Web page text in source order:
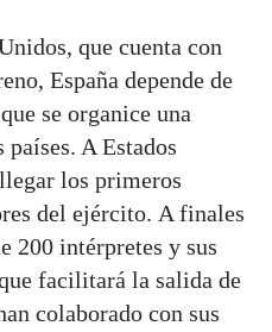
que cuenta con
España depende de
se organice una
A Estados
los primeros
del ejército. A finales
200 intérpretes y sus
facilitará la salida de
colaborado con sus